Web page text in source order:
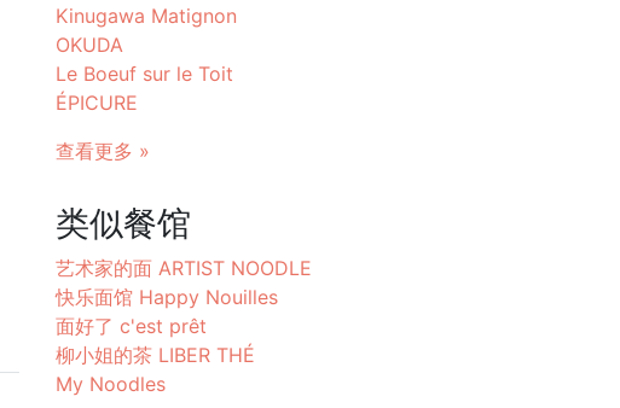
Kinugawa Matignon
OKUDA
Le Boeuf sur le Toit
ÉPICURE
查看更多 »
类似餐馆
艺术家的面 ARTIST NOODLE
快乐面馆 Happy Nouilles
面好了 c'est prêt
柳小姐的茶 LIBER THÉ
My Noodles